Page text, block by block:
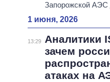
Запорожской АЭС
1 июня, 2026
13:29
Аналитики
зачем
атаках на